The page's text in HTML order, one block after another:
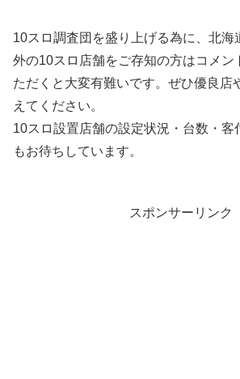
10スロ調査団を盛り上げる為に、北海
外の10スロ店舗をご存知の方はコメン
ただくと大変有難いです。ぜひ優良店
えてください。
10スロ設置店舗の設定状況・台数・客
もお待ちしています。
スポンサーリンク